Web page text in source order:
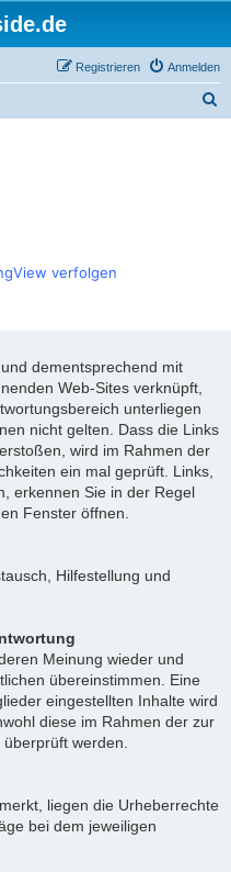
Anmelden
Registrieren
verfolgen
dementsprechend mit
Web-Sites verknüpft,
unterliegen
nicht gelten. Dass die Links
wird im Rahmen der
ein mal geprüft. Links,
erkennen Sie in der Regel
Fenster öffnen.
Hilfestellung und
Meinung wieder und
übereinstimmen. Eine
eingestellten Inhalte wird
diese im Rahmen der zur
werden.
liegen die Urheberrechte
bei dem jeweiligen